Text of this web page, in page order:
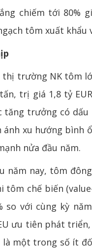
chiếm tới 80%
tôm xuất khẩu
thị trường NK tôm
trị giá 1,8 tỷ
trưởng có
ánh xu hướng
nửa đầu năm.
năm nay, tôm
chế biến
so với cùng kỳ
ưu tiên phát
một trong số ít